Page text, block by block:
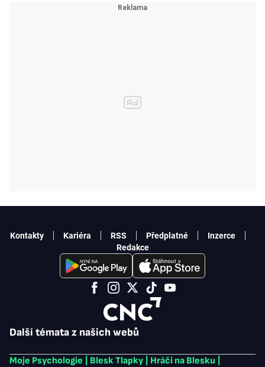
Další témata z našich webů
Moje Psychologie Blesk Tlapky Hráči na Blesku
Kontakty Kariéra RSS Předplatné
Inzerce
Redakce